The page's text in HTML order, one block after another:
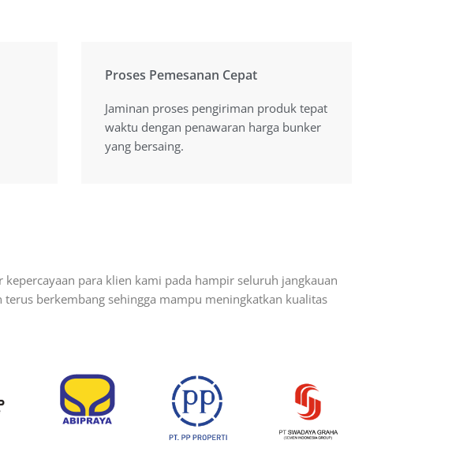
Proses Pemesanan Cepat
Jaminan proses pengiriman produk tepat
waktu dengan penawaran harga bunker
yang bersaing.
Proses Pemesanan Cepat
Jaminan proses pengiriman produk tepat
waktu dengan penawaran harga yang
bersaing.
para klien kami pada hampir seluruh jangkauan
berkembang sehingga mampu meningkatkan kualitas